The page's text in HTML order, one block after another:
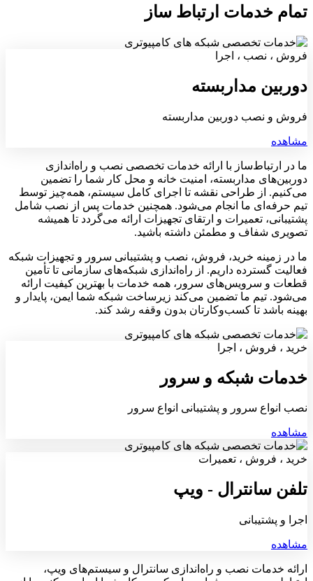
تمام خدمات ارتباط ساز
فروش ، نصب ، اجرا
دوربین مداربسته
فروش و نصب دوربین مداربسته
مشاهده
ما در ارتباط‌ساز با ارائه خدمات تخصصی نصب و راه‌اندازی
دوربین‌های مداربسته، امنیت خانه و محل کار شما را تضمین
می‌کنیم. از طراحی نقشه تا اجرای کامل سیستم، همه‌چیز توسط
تیم حرفه‌ای ما انجام می‌شود. همچنین خدمات پس از نصب شامل
پشتیبانی، تعمیرات و ارتقای تجهیزات ارائه می‌گردد تا همیشه
تصویری شفاف و مطمئن داشته باشید.
ما در زمینه خرید، فروش، نصب و پشتیبانی سرور و تجهیزات شبکه
فعالیت گسترده داریم. از راه‌اندازی شبکه‌های سازمانی تا تأمین
قطعات و سرویس‌های سرور، همه خدمات با بهترین کیفیت ارائه
می‌شود. تیم ما تضمین می‌کند زیرساخت شبکه شما ایمن، پایدار و
بهینه باشد تا کسب‌وکارتان بدون وقفه رشد کند.
خرید ، فروش ، اجرا
خدمات شبکه و سرور
نصب انواع سرور و پشتیبانی انواع سرور
مشاهده
خرید ، فروش ، تعمیرات
تلفن سانترال - ویپ
اجرا و پشتیبانی
مشاهده
ارائه خدمات نصب و راه‌اندازی سانترال و سیستم‌های ویپ،